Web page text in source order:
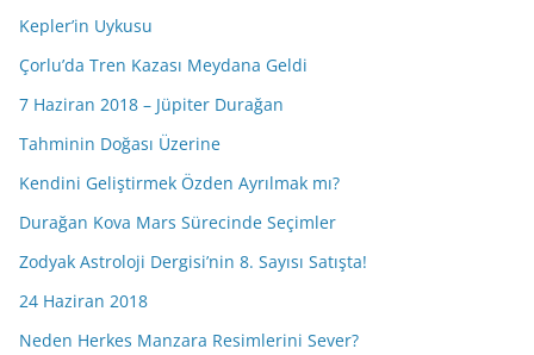
Kepler’in Uykusu
Çorlu’da Tren Kazası Meydana Geldi
7 Haziran 2018 – Jüpiter Durağan
Tahminin Doğası Üzerine
Kendini Geliştirmek Özden Ayrılmak mı?
Durağan Kova Mars Sürecinde Seçimler
Zodyak Astroloji Dergisi’nin 8. Sayısı Satışta!
24 Haziran 2018
Neden Herkes Manzara Resimlerini Sever?